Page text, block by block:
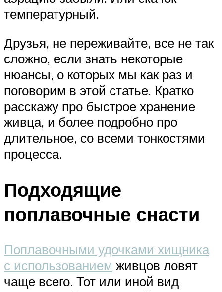
температурный.
Друзья, не переживайте, все не так
сложно, если знать некоторые
нюансы, о которых мы как раз и
поговорим в этой статье. Кратко
расскажу про быстрое хранение
живца, и более подробно про
длительное, со всеми тонкостями
процесса.
Подходящие
поплавочные снасти
Поплавочными удочками хищника
с использованием живцов ловят
чаще всего. Тот или иной вид